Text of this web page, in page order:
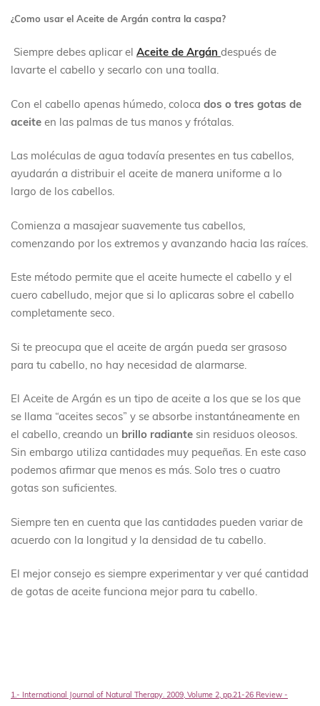
¿Como usar el Aceite de Argán contra la caspa?
Siempre debes aplicar el Aceite de Argán después de
lavarte el cabello y secarlo con una toalla.
Con el cabello apenas húmedo, coloca dos o tres gotas de
aceite en las palmas de tus manos y frótalas.
Las moléculas de agua todavía presentes en tus cabellos,
ayudarán a distribuir el aceite de manera uniforme a lo
largo de los cabellos.
Comienza a masajear suavemente tus cabellos,
comenzando por los extremos y avanzando hacia las raíces.
Este método permite que el aceite humecte el cabello y el
cuero cabelludo, mejor que si lo aplicaras sobre el cabello
completamente seco.
Si te preocupa que el aceite de argán pueda ser grasoso
para tu cabello, no hay necesidad de alarmarse.
El Aceite de Argán es un tipo de aceite a los que se los que
se llama “aceites secos” y se absorbe instantáneamente en
el cabello, creando un brillo radiante sin residuos oleosos.
Sin embargo utiliza cantidades muy pequeñas. En este caso
podemos afirmar que menos es más. Solo tres o cuatro
gotas son suficientes.
Siempre ten en cuenta que las cantidades pueden variar de
acuerdo con la longitud y la densidad de tu cabello.
El mejor consejo es siempre experimentar y ver qué cantidad
de gotas de aceite funciona mejor para tu cabello.
1.- International Journal of Natural Therapy. 2009, Volume 2, pp.21-26 Review -